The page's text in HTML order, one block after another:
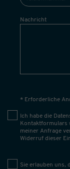
Nachricht
* Erforderliche
Ich habe die
Kontaktformulars
meiner Anfrage
Widerruf dieser
Sie erlauben uns,